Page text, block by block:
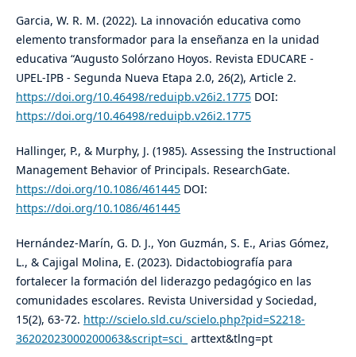
Garcia, W. R. M. (2022). La innovación educativa como
elemento transformador para la enseñanza en la unidad
educativa “Augusto Solórzano Hoyos. Revista EDUCARE -
UPEL-IPB - Segunda Nueva Etapa 2.0, 26(2), Article 2.
https://doi.org/10.46498/reduipb.v26i2.1775DOI:
https://doi.org/10.46498/reduipb.v26i2.1775
Hallinger, P., & Murphy, J. (1985). Assessing the Instructional
Management Behavior of Principals. ResearchGate.
https://doi.org/10.1086/461445DOI:
https://doi.org/10.1086/461445
Hernández-Marín, G. D. J., Yon Guzmán, S. E., Arias Gómez,
L., & Cajigal Molina, E. (2023). Didactobiografía para
fortalecer la formación del liderazgo pedagógico en las
comunidades escolares. Revista Universidad y Sociedad,
15(2), 63-72. http://scielo.sld.cu/scielo.php?pid=S2218-
36202023000200063&script=sci_ arttext&tlng=pt